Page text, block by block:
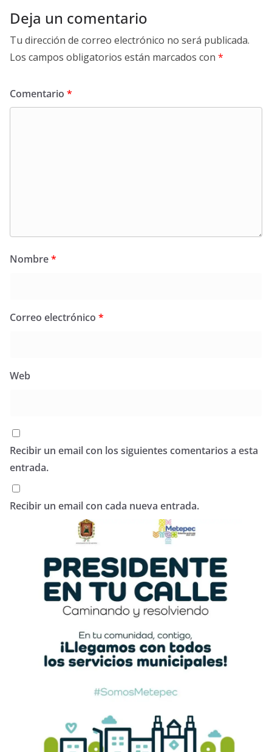
Deja un comentario
Tu dirección de correo electrónico no será publicada.
Los campos obligatorios están marcados con *
Comentario *
Nombre*
Correo electrónico *
Web
Recibir un email con los siguientes comentarios a esta
entrada.
Recibir un email con cada nueva entrada.